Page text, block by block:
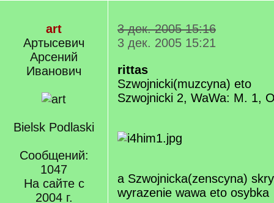
art
Артысевич
Арсений
Иванович
Bielsk Podlaski
Сообщений:
1047
На сайте с
2004 г.
3 дек. 2005 15:16
3 дек. 2005 15:21
rittas
Szwojnicki(muzcyna) eto
Szwojnicki 2, WaWa: M. 1,
a Szwojnicka(zenscyna)
wyrazenie wawa eto osybka